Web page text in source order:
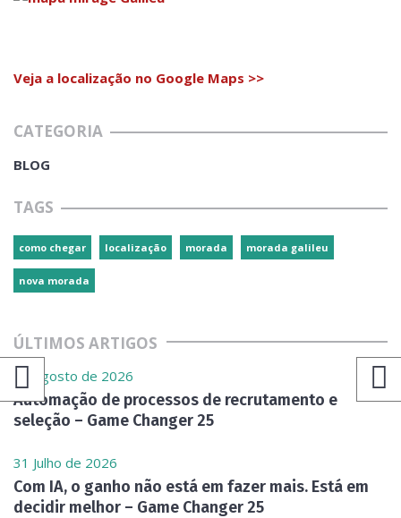
Veja a localização no Google Maps >>
CATEGORIA
BLOG
TAGS
como chegar localização morada morada galileu
nova morada
ÚLTIMOS ARTIGOS
07 Agosto de 2026
Automação de processos de recrutamento e
seleção – Game Changer 25
31 Julho de 2026
Com IA, o ganho não está em fazer mais. Está em
decidir melhor – Game Changer 25